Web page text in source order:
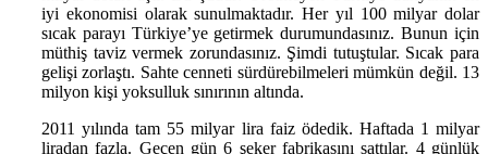
iyi ekonomisi olarak sunulmaktadır. Her yıl 100 milyar dolar
sıcak parayı Türkiye’ye getirmek durumundasınız. Bunun için
müthiş taviz vermek zorundasınız. Şimdi tutuştular. Sıcak para
gelişi zorlaştı. Sahte cenneti sürdürebilmeleri mümkün değil. 13
milyon kişi yoksulluk sınırının altında.
2011 yılında tam 55 milyar lira faiz ödedik. Haftada 1 milyar
liradan fazla. Geçen gün 6 şeker fabrikasını sattılar. 4 günlük